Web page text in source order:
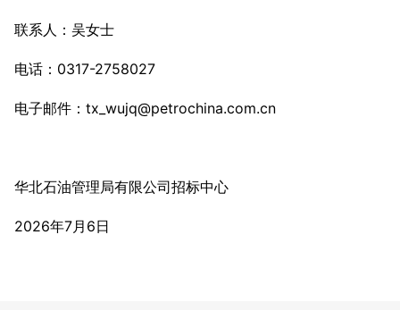
联系人：吴女士
电话：0317-2758027
电子邮件：tx_wujq@petrochina.com.cn
华北石油管理局有限公司招标中心
2026年7月6日